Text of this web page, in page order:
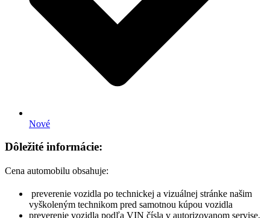
Nové
Dôležité informácie:
Cena automobilu obsahuje:
preverenie vozidla po technickej a vizuálnej stránke našim
vyškoleným technikom pred samotnou kúpou vozidla
preverenie vozidla podľa VIN čísla v autorizovanom servise,